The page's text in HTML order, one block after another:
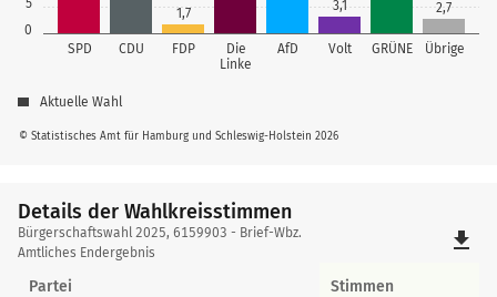
0
SPD CDU FDP
Die
Linke
AfD Volt GRÜNE Übrige
1,7 3,1 2,7
© Statistisches Amt für Hamburg und Schleswig-Holstein 2026
Aktuelle Wahl
Details der Wahlkreisstimmen
Details
der
Wahlkreisstimmen
Bürgerschaftswahl 2025, 6159903 - Brief-Wbz.
Amtliches Endergebnis
file_download
Partei Stimmen